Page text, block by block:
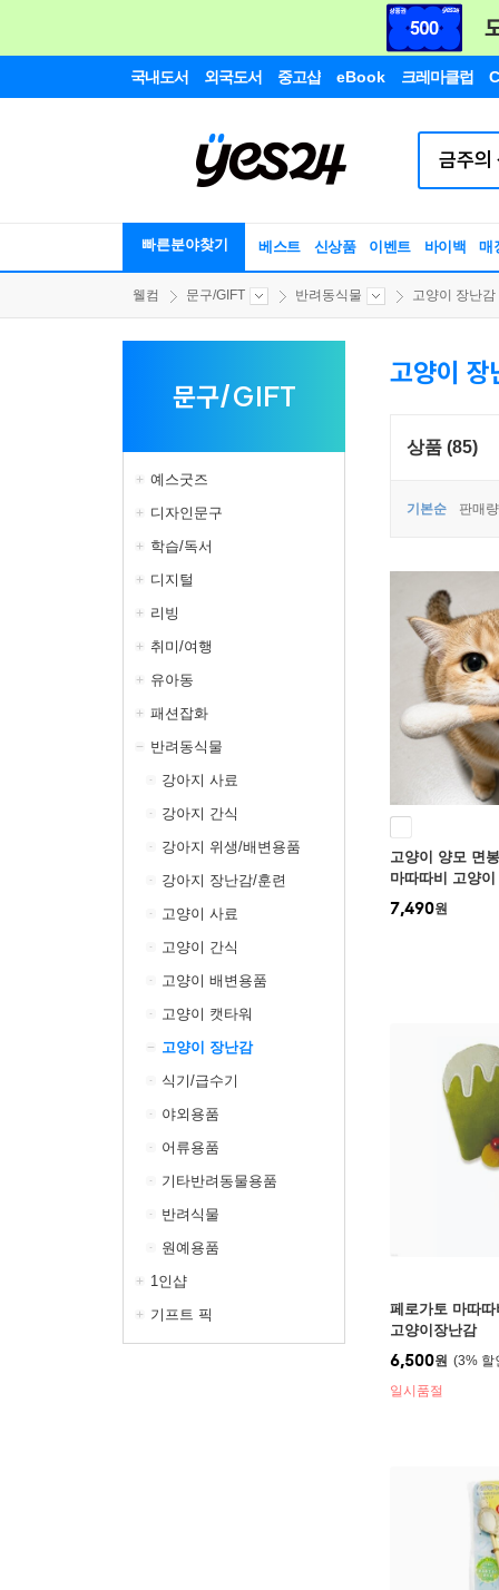
국내도서 외국도서 중고샵 eBook 크레마클럽
빠른분야찾기 베스트 신상품 이벤트 바이백 매
웰컴 문구/GIFT 반려동식물 고양이 장난감
문구/GIFT
예스굿즈
디자인문구
학습/독서
디지털
리빙
취미/여행
유아동
패션잡화
반려동식물
강아지 사료
강아지 간식
강아지 위생/배변용품
강아지 장난감/훈련
고양이 사료
고양이 간식
고양이 배변용품
고양이 캣타워
고양이 장난감
식기/급수기
야외용품
어류용품
기타반려동물용품
반려식물
원예용품
1인샵
기프트 픽
고양이 장
상품 (85)
기본순 판매
고양이 양모 면
마따따비 고양
려묘 반려동물
7,490원
페로가토 마따
고양이장난감
3%
6,500원
일시품절